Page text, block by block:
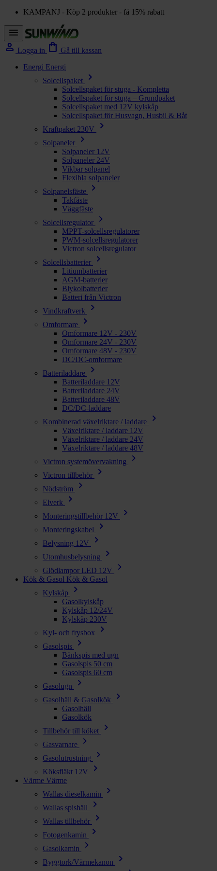
KAMPANJ - Köp 2 produkter - få 15% rabatt
menu
person Logga in shopping_bag Gå till kassan
Energi Energi
Solcellspaket
chevron_right
Solcellspaket för stuga - Kompletta
Solcellspaket för stuga – Grundpaket
Solcellspaket med 12V kylskåp
Solcellspaket för Husvagn, Husbil & Båt
Kraftpaket 230V
chevron_right
Solpaneler chevron_right
Solpaneler 12V
Solpaneler 24V
Vikbar solpanel
Flexibla solpaneler
Solpanelsfäste
chevron_right
Takfäste
Väggfäste
Solcellsregulator
chevron_right
MPPT-solcellsregulatorer
PWM-solcellsregulatorer
Victron solcellsregulator
Solcellsbatterier
chevron_right
Litiumbatterier
AGM-batterier
Blykolbatterier
Batteri från Victron
Vindkraftverk
chevron_right
Omformare chevron_right
Omformare 12V - 230V
Omformare 24V - 230V
Omformare 48V - 230V
DC/DC-omformare
Batteriladdare
chevron_right
Batteriladdare 12V
Batteriladdare 24V
Batteriladdare 48V
DC/DC-laddare
Kombinerad växelriktare / laddare
chevron_right
Växelriktare / laddare 12V
Växelriktare / laddare 24V
Växelriktare / laddare 48V
Victron systemövervakning
chevron_right
Victron tillbehör chevron_right
Nödström chevron_right
Elverk chevron_right
Monteringstillbehör 12V chevron_right
Monteringskabel chevron_right
Belysning 12V chevron_right
Utomhusbelysning chevron_right
Glödlampor LED 12V chevron_right
Kök & Gasol Kök & Gasol
Kylskåp
chevron_right
Gasolkylskåp
Kylskåp 12/24V
Kylskåp 230V
Kyl- och frysbox
chevron_right
Gasolspis chevron_right
Bänkspis med ugn
Gasolspis 50 cm
Gasolspis 60 cm
Gasolugn
chevron_right
Gasolhäll & Gasolkök chevron_right
Gasolhäll
Gasolkök
Tillbehör till köket
chevron_right
Gasvarnare chevron_right
Gasolutrustning chevron_right
Köksfläkt 12V chevron_right
Värme Värme
Wallas dieselkamin
chevron_right
Wallas spishäll chevron_right
Wallas tillbehör chevron_right
Fotogenkamin chevron_right
Gasolkamin chevron_right
Byggtork/Värmekanon chevron_right